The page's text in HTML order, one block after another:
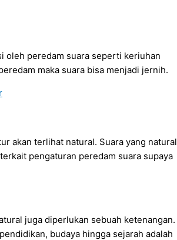
oleh peredam suara seperti keriuhan
maka suara bisa menjadi jernih.
akan terlihat natural. Suara yang natural
pengaturan peredam suara supaya
juga diperlukan sebuah ketenangan.
budaya hingga sejarah adalah